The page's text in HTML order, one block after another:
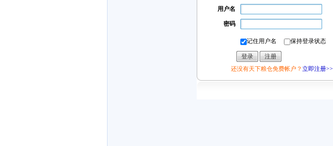
用户名
密码
记住用户名 保持登录状态
还没有天下粮仓免费帐户？ 立即注册>>